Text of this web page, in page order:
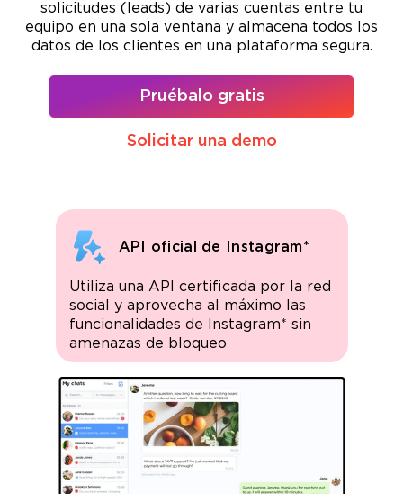
solicitudes (leads) de varias cuentas entre tu
equipo en una sola ventana y almacena todos los
datos de los clientes en una plataforma segura.
Pruébalo gratis
Solicitar una demo
API oficial de Instagram*
Utiliza una API certificada por la red
social y aprovecha al máximo las
funcionalidades de Instagram* sin
amenazas de bloqueo